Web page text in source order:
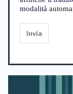
modalità
Invia